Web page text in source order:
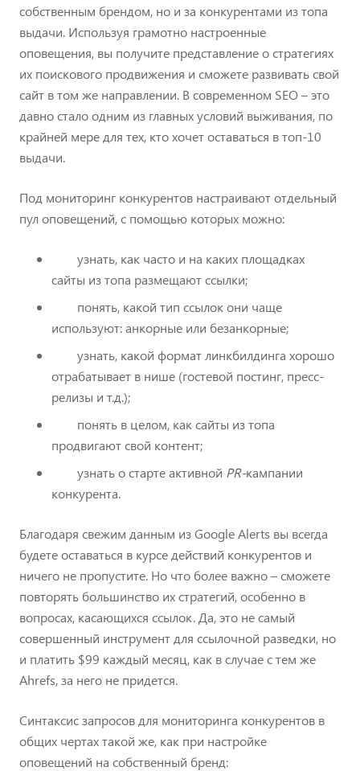
собственным брендом, но и за конкурентами из топа
выдачи. Используя грамотно настроенные
оповещения, вы получите представление о стратегиях
их поискового продвижения и сможете развивать свой
сайт в том же направлении. В современном SEO – это
давно стало одним из главных условий выживания, по
крайней мере для тех, кто хочет оставаться в топ-10
выдачи.
Под мониторинг конкурентов настраивают отдельный
пул оповещений, с помощью которых можно:
узнать, как часто и на каких площадках
сайты из топа размещают ссылки;
понять, какой тип ссылок они чаще
используют: анкорные или безанкорные;
узнать, какой формат линкбилдинга хорошо
отрабатывает в нише (гостевой постинг, пресс-
релизы и т.д.);
понять в целом, как сайты из топа
продвигают свой контент;
узнать о старте активной PR-кампании
конкурента.
Благодаря свежим данным из Google Alerts вы всегда
будете оставаться в курсе действий конкурентов и
ничего не пропустите. Но что более важно – сможете
повторять большинство их стратегий, особенно в
вопросах, касающихся ссылок. Да, это не самый
совершенный инструмент для ссылочной разведки, но
и платить $99 каждый месяц, как в случае с тем же
Ahrefs, за него не придется.
Синтаксис запросов для мониторинга конкурентов в
общих чертах такой же, как при настройке
оповещений на собственный бренд: